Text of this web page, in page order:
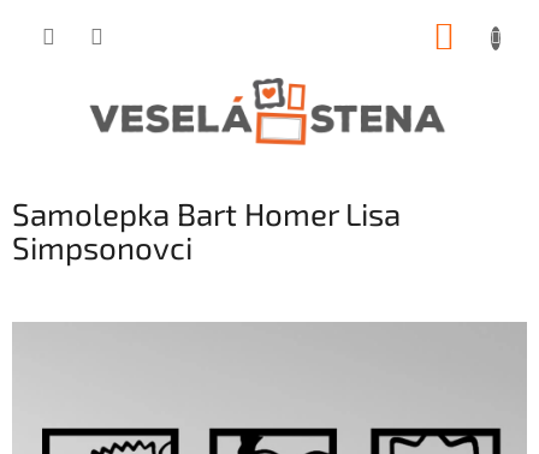
Samolepka Bart Homer Lisa
Simpsonovci